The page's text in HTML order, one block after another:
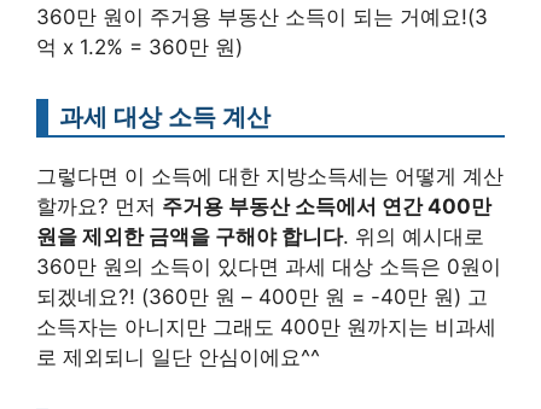
360만 원이 주거용 부동산 소득이 되는 거예요!(3
억 x 1.2% = 360만 원)
과세 대상 소득 계산
그렇다면 이 소득에 대한 지방소득세는 어떻게 계산
할까요? 먼저 주거용 부동산 소득에서 연간 400만
원을 제외한 금액을 구해야 합니다. 위의 예시대로
360만 원의 소득이 있다면 과세 대상 소득은 0원이
되겠네요?! (360만 원 – 400만 원 = -40만 원) 고
소득자는 아니지만 그래도 400만 원까지는 비과세
로 제외되니 일단 안심이에요^^